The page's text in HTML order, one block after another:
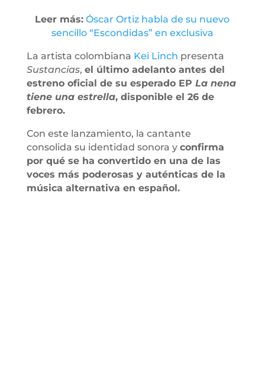
Leer más: Óscar Ortiz habla de su nuevo
sencillo “Escondidas” en exclusiva
La artista colombiana Kei Linch presenta
Sustancias, el último adelanto antes del
estreno oficial de su esperado EP La nena
tiene una estrella, disponible el 26 de
febrero.
Con este lanzamiento, la cantante
consolida su identidad sonora y confirma
por qué se ha convertido en una de las
voces más poderosas y auténticas de la
música alternativa en español.